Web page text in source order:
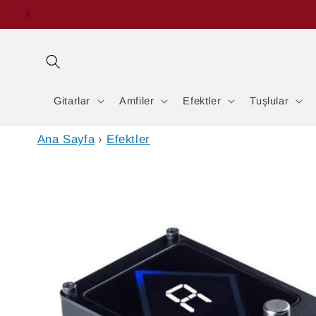
İçeriğe
Gitarlar Amfiler Efektler Tuşlular
Ana Sayfa › Efektler